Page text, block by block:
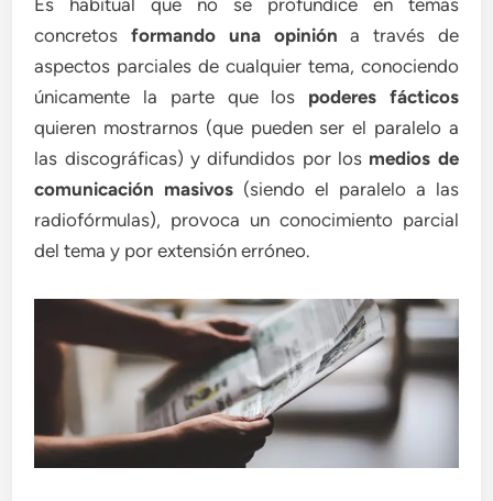
concretos formando una opinión a través de
aspectos parciales de cualquier tema, conociendo
únicamente la parte que los poderes fácticos
quieren mostrarnos (que pueden ser el paralelo a
las discográficas) y difundidos por los medios de
comunicación masivos (siendo el paralelo a las
radiofórmulas), provoca un conocimiento parcial
del tema y por extensión erróneo.